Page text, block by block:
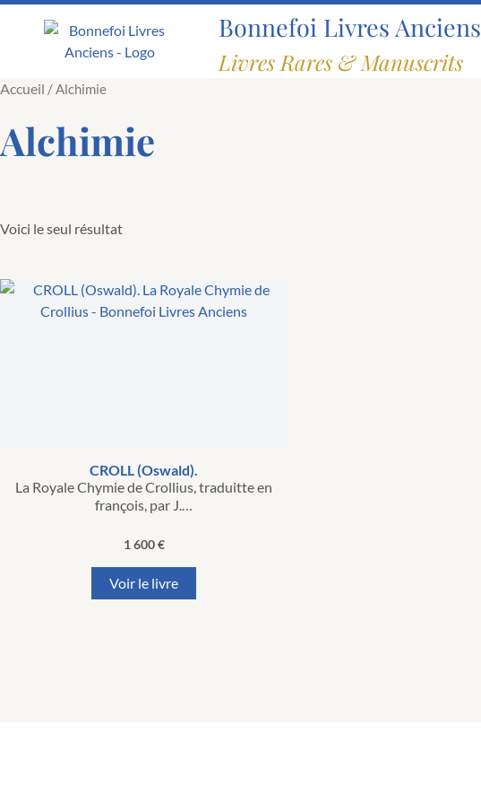
Aller
Bonnefoi Livres Anciens
Livres Rares & Manuscrits
Accueil / Alchimie
Alchimie
Voici le seul résultat
CROLL (Oswald).
La Royale Chymie de Crollius, traduitte en
françois, par J.…
1 600€
Voir le livre